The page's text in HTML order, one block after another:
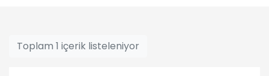
Toplam 1 içerik listeleniyor